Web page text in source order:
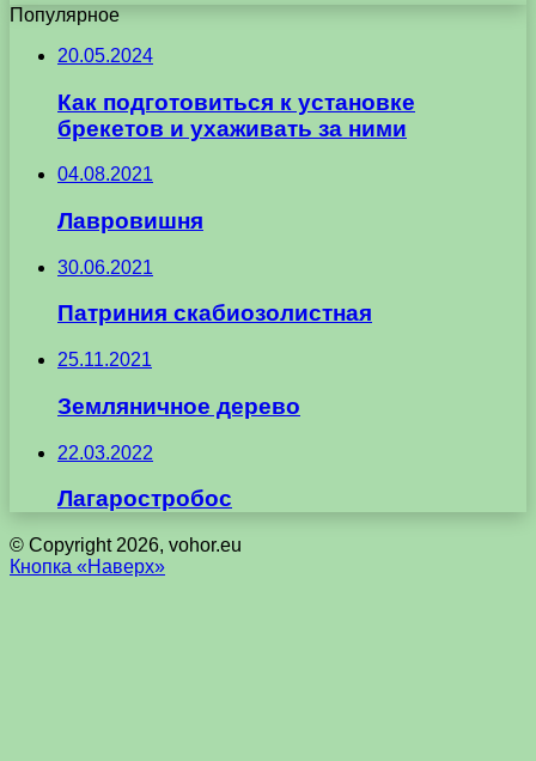
Популярное
20.05.2024
Как подготовиться к установке
брекетов и ухаживать за ними
04.08.2021
Лавровишня
30.06.2021
Патриния скабиозолистная
25.11.2021
Земляничное дерево
22.03.2022
Лагаростробос
© Copyright 2026, vohor.eu
Кнопка «Наверх»